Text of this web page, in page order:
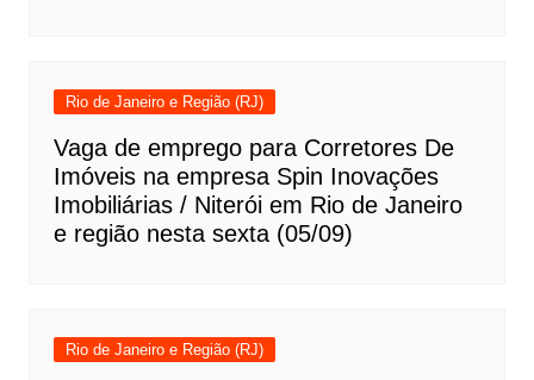
Rio de Janeiro e Região (RJ)
Vaga de emprego para Corretores De
Imóveis na empresa Spin Inovações
Imobiliárias / Niterói em Rio de Janeiro
e região nesta sexta (05/09)
Rio de Janeiro e Região (RJ)